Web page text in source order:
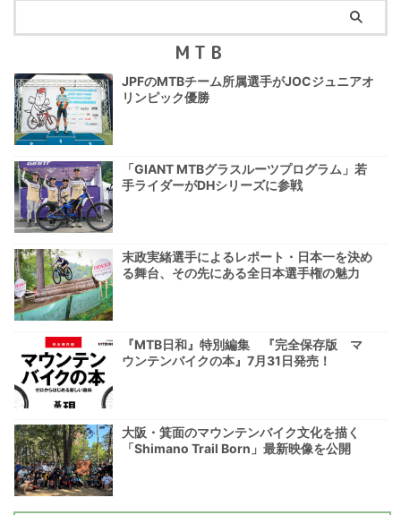
MTB
JPFのMTBチーム所属選手がJOCジュニアオ
リンピック優勝
「GIANT MTBグラスルーツプログラム」若
手ライダーがDHシリーズに参戦
末政実緒選手によるレポート・日本一を決め
る舞台、その先にある全日本選手権の魅力
『MTB日和』特別編集 『完全保存版 マ
ウンテンバイクの本』7月31日発売！
大阪・箕面のマウンテンバイク文化を描く
「Shimano Trail Born」最新映像を公開